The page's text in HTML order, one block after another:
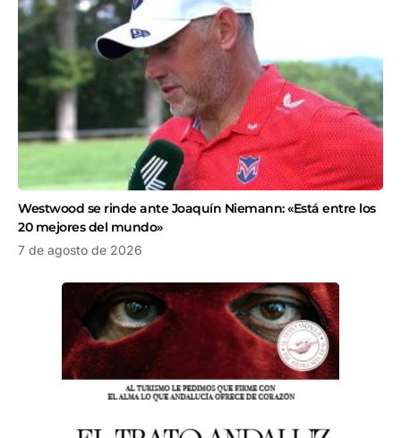
Westwood se rinde ante Joaquín Niemann: «Está entre los
20 mejores del mundo»
7 de agosto de 2026